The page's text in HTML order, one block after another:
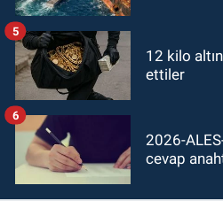
12 kilo
ettiler
5
2026-
cevap
6